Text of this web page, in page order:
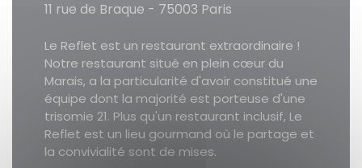
11 rue de Braque - 75003 Paris
Le Reflet est un restaurant extraordinaire !
Notre restaurant situé en plein cœur du
Marais, a la particularité d'avoir constitué une
équipe dont la majorité est porteuse d'une
trisomie 21. Plus qu'un restaurant inclusif, Le
Reflet est un lieu gourmand où le partage et
la convivialité sont de mises.